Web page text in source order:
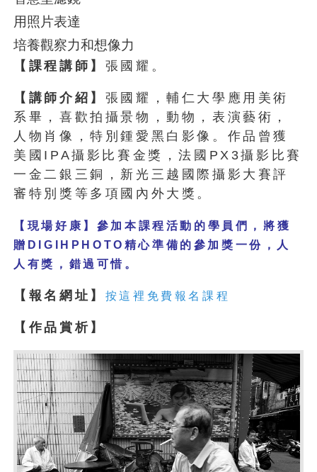
用照片表達
培養觀察力和想像力
【課程講師】 張國耀。
【講師介紹】 張國耀，輔仁大學應用美術
系畢，喜歡拍攝景物，動物，表演藝術，
人物肖像，特別鍾愛黑白影像。作品曾獲
美國IPA攝影比賽金獎，法國PX3攝影比賽
一金二銀三銅，新光三越國際攝影大賽評
審特別獎等多項國內外大獎。
【現場好康】參加本課程活動的學員們，將獲
贈DIGIHPHOTO精心準備的參加獎一份，人
人有獎，錯過可惜。
【報名網址】 按這裡免費報名課程
【作品賞析】